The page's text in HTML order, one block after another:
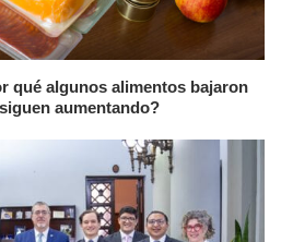
qué algunos alimentos bajaron
aumentando?